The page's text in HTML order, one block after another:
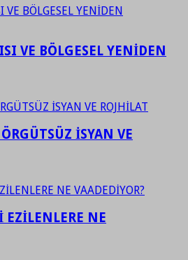
VE BÖLGESEL YENİDEN
İSYAN VE
NE